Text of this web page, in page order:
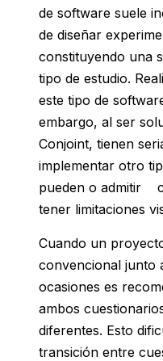
de software suele
de diseñar
constituyendo una
tipo de estudio.
este tipo de
embargo, al ser
Conjoint, tienen
implementar otro
pueden o admitir
tener limitaciones
Cuando un
convencional junto
ocasiones es
ambos
diferentes. Esto
transición entre